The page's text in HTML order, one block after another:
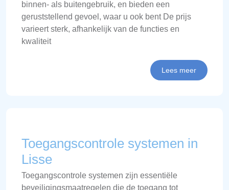
binnen- als buitengebruik, en bieden een
geruststellend gevoel, waar u ook bent De prijs
varieert sterk, afhankelijk van de functies en
kwaliteit
Lees meer
Toegangscontrole systemen in
Lisse
Toegangscontrole systemen zijn essentiële
beveiligingsmaatregelen die de toegang tot